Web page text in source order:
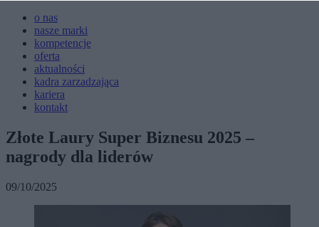
o nas
nasze marki
kompetencje
oferta
aktualności
kadra zarzadzająca
kariera
kontakt
Złote Laury Super Biznesu 2025 –
nagrody dla liderów
09/10/2025